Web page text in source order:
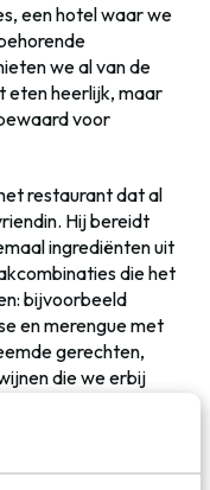
een hotel waar we
we al van de
eten heerlijk, maar
voor
restaurant dat al
Hij bereidt
ingrediënten uit
die het
bijvoorbeeld
en merengue met
gerechten,
die we erbij
gedag zeggen
sterrenkok op de